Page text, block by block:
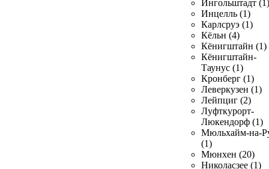
Ингольштадт (1)
Инцелль (1)
Карлсруэ (1)
Кёльн (4)
Кёнигштайн (1)
Кёнигштайн-
Таунус (1)
Кронберг (1)
Леверкузен (1)
Лейпциг (2)
Луфткурорт-
Люкендорф (1)
Мюльхайм-на-
(1)
Мюнхен (20)
Николасзее (1)